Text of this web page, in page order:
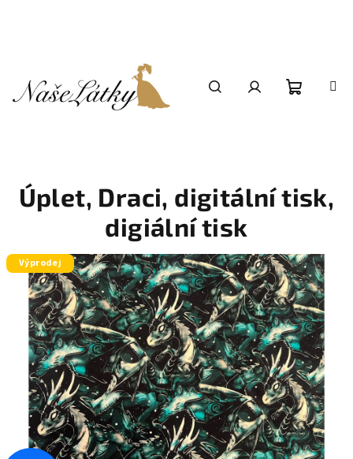
Úplet, Draci, digitální tisk,
digiální tisk
Výprodej